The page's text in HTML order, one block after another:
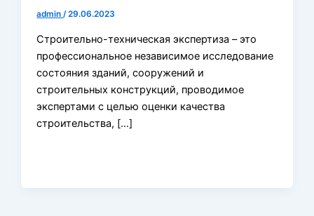
admin/29.06.2023
Строительно-техническая экспертиза – это
профессиональное независимое исследование
состояния зданий, сооружений и
строительных конструкций, проводимое
экспертами с целью оценки качества
строительства, […]